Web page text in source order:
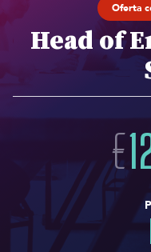
Oferta
Head of
€